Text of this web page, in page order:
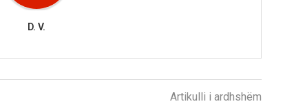
D. V.
Artikulli i ardhshëm